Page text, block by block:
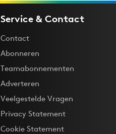
Service & Contact
Contact
Abonneren
Teamabonnementen
Adverteren
Veelgestelde Vragen
Privacy Statement
Cookie Statement